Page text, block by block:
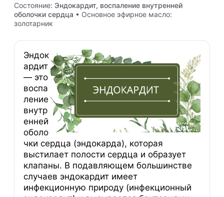
Состояние: Эндокардит, воспаление внутренней
оболочки сердца • Основное эфирное масло:
золотарник
Эндок
ардит
— это
воспа
ление
внутр
енней
оболо
чки сердца (эндокарда), которая
выстилает полости сердца и образует
клапаны. В подавляющем большинстве
случаев эндокардит имеет
инфекционную природу (инфекционный